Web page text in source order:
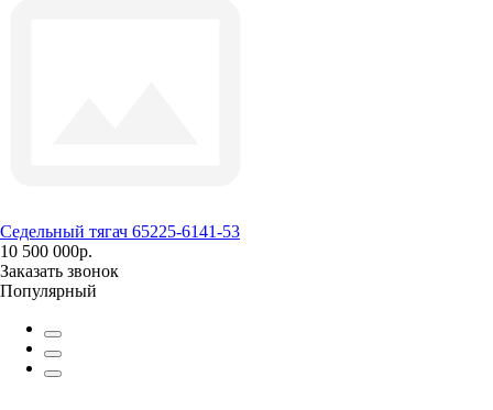
Седельный тягач 65225-6141-53
10 500 000р.
Заказать звонок
Популярный